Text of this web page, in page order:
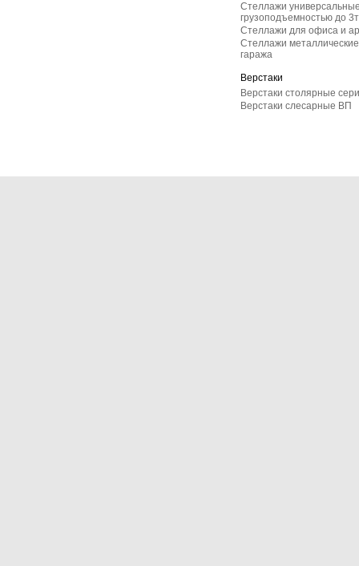
Стеллажи
грузоподъемностью до
Стеллажи для офиса и
Стеллажи
гаража
Верстаки
Верстаки столярные
Верстаки слесарные ВП